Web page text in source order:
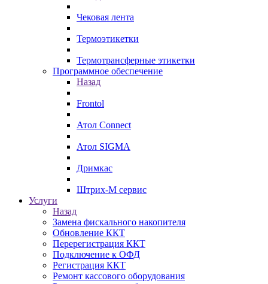
Чековая лента
Термоэтикетки
Термотрансферные этикетки
Программное обеспечение
Назад
Frontol
Атол Connect
Атол SIGMA
Дримкас
Штрих-М сервис
Услуги
Назад
Замена фискального накопителя
Обновление ККТ
Перерегистрация ККТ
Подключение к ОФД
Регистрация ККТ
Ремонт кассового оборудования